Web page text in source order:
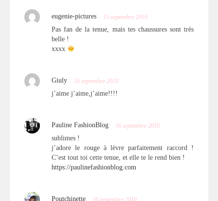
eugenie-pictures 15 septembre 2010
Pas fan de la tenue, mais tes chaussures sont très
belle !
xxxx
Giuly 16 septembre 2010
j’aime j’aime,j’aime!!!!
Pauline FashionBlog 16 septembre 2010
sublimes !
j’adore le rouge à lèvre parfaitement raccord !
C’est tout toi cette tenue, et elle te le rend bien !
https://paulinefashionblog.com
Poutchinette 16 septembre 2010